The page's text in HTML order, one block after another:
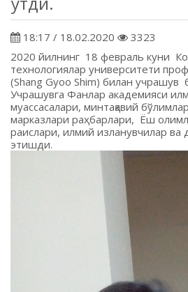
18:17 / 18.02.2020 3323
2020 йилнинг 18 февраль куни
технологиялар университети
(Shang Gyoo Shim) билан учрашув
Учрашувга Фанлар академияси
муассасалари, минтақавий
марказлари раҳбарлари, Ёш
раислари, илмий изланувчилар
этишди.